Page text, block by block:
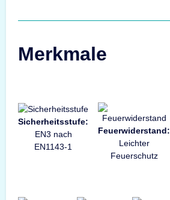
Merkmale
Sicherheitsstufe:
EN3 nach
EN1143-1
Feuerwiderstand:
Leichter
Feuerschutz